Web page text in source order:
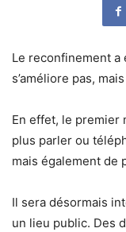
Le reconfinement a
s’améliore pas,
En effet, le premier
plus parler ou
mais également de
Il sera désormais
un lieu public. Des